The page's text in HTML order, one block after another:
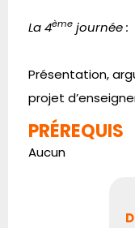
La4ème journée :
Présentation,
projet
PRÉREQUIS
Aucun